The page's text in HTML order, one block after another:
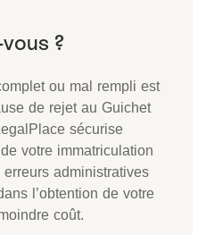
ou mal rempli est
de rejet au Guichet
sécurise
votre immatriculation
administratives
l’obtention de votre
coût.